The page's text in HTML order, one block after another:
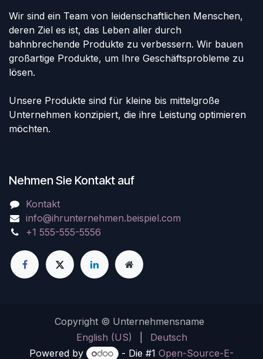
Wir sind ein Team von leidenschaftlichen Menschen,
deren Ziel es ist, das Leben aller durch
bahnbrechende Produkte zu verbessern. Wir bauen
großartige Produkte, um Ihre Geschäftsprobleme zu
lösen.
Unsere Produkte sind für kleine bis mittelgroße
Unternehmen konzipiert, die ihre Leistung optimieren
möchten.
Nehmen Sie Kontakt auf
Kontakt
info@ihrunternehmen.beispiel.com
+1 555-555-5556
Copyright © Unternehmensname
English (US)
Deutsch
Powered by
- Die #1 Open-Source-E-